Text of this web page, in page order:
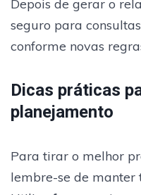
Depois de gerar o
seguro para
conforme novas
Dicas práticas
planejamento
Para tirar o melhor
lembre-se de manter